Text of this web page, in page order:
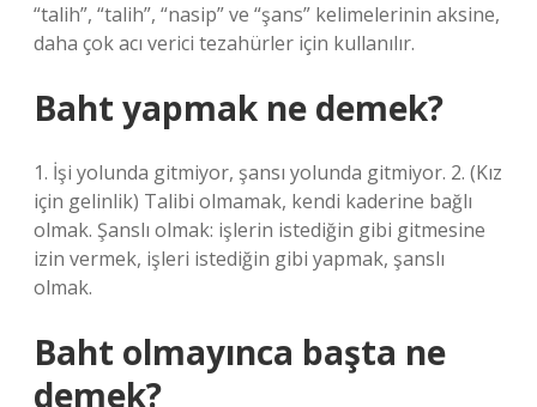
“talih”, “talih”, “nasip” ve “şans” kelimelerinin aksine,
daha çok acı verici tezahürler için kullanılır.
Baht yapmak ne demek?
1. İşi yolunda gitmiyor, şansı yolunda gitmiyor. 2. (Kız
için gelinlik) Talibi olmamak, kendi kaderine bağlı
olmak. Şanslı olmak: işlerin istediğin gibi gitmesine
izin vermek, işleri istediğin gibi yapmak, şanslı
olmak.
Baht olmayınca başta ne
demek?